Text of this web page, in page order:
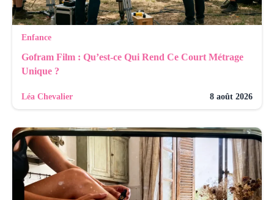
Enfance
Gofram Film : Qu’est-ce Qui Rend Ce Court Métrage
Unique ?
Léa Chevalier 8 août 2026